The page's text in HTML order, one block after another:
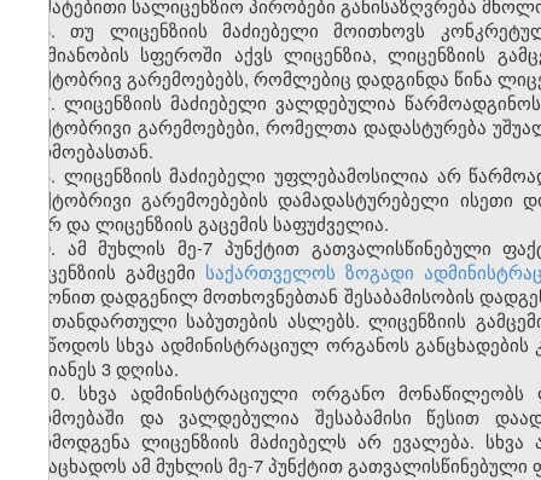
დამატებითი სალიცენზიო პირობები განისაზღვრება
6. თუ ლიცენზიის მაძიებელი მოითხოვს
საქმიანობის სფეროში აქვს ლიცენზია, ლიცენზიის
ფაქტობრივ გარემოებებს, რომლებიც დადგინდა წინა
7. ლიცენზიის მაძიებელი ვალდებულია
ფაქტობრივი გარემოებები, რომელთა დადასტურება
წარმოებასთან.
8. ლიცენზიის მაძიებელი უფლებამოსილია არ
ფაქტობრივი გარემოებების დამადასტურებელი ისეთი
მიერ და ლიცენზიის გაცემის საფუძველია.
9. ამ მუხლის მე-7 პუნქტით გათვალისწინებული
ლიცენზიის გამცემი საქართველოს ზოგადი
კანონით დადგენილ მოთხოვნებთან შესაბამისობის
და თანდართული საბუთების ასლებს. ლიცენზიის
მიაწოდოს სხვა ადმინისტრაციულ ორგანოს
უგვიანეს 3 დღისა.
10. სხვა ადმინისტრაციული ორგანო
წარმოებაში და ვალდებულია შესაბამისი წესით
წარმოდგენა ლიცენზიის მაძიებელს არ ევალება.
განაცხადოს ამ მუხლის მე-7 პუნქტით